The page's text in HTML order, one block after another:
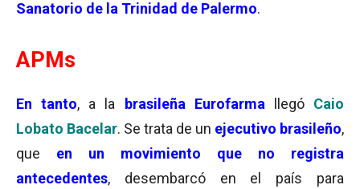
Sanatorio de la Trinidad de Palermo.
APMs
En tanto, a la brasileña Eurofarma llegó Caio
Lobato Bacelar. Se trata de un ejecutivo brasileño,
que en un movimiento que no registra
antecedentes, desembarcó en el país para